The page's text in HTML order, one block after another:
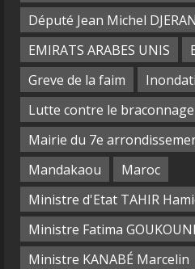
Député Jean Michel
EMIRATS ARABES UNIS
Greve de la faim
Lutte contre le braconnage
Mairie du 7e
Mandakaou
Maroc
Ministre d'Etat TAHIR
Ministre Fatima
Ministre KANABÉ Marcelin